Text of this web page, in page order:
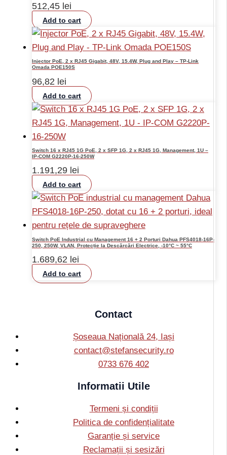
512,45 lei
Add to cart
Injector PoE, 2 x RJ45 Gigabit, 48V, 15.4W, Plug and Play – TP-Link
Omada POE150S
96,82 lei
Add to cart
Switch 16 x RJ45 1G PoE, 2 x SFP 1G, 2 x RJ45 1G, Management, 1U –
IP-COM G2220P-16-250W
1.191,29 lei
Add to cart
Switch PoE Industrial cu Management 16 + 2 Porturi Dahua PFS4018-16P-
250, 250W, VLAN, Protecție la Descărcări Electrice, -10°C ~ 55°C
1.689,62 lei
Add to cart
Contact
Șoseaua Națională 24, Iași
contact@stefansecurity.ro
0733 676 402
Informatii Utile
Termeni și condiții
Politica de confidențialitate
Garanție și service
Reclamații și sesizări